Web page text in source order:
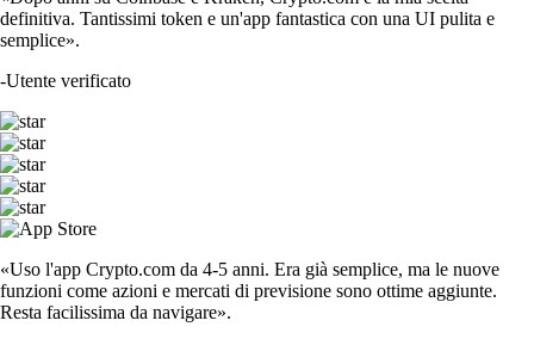
definitiva. Tantissimi token e un'app fantastica con una UI pulita e
semplice».
-Utente verificato
«Uso l'app Crypto.com da 4-5 anni. Era già semplice, ma le nuove
funzioni come azioni e mercati di previsione sono ottime aggiunte.
Resta facilissima da navigare».